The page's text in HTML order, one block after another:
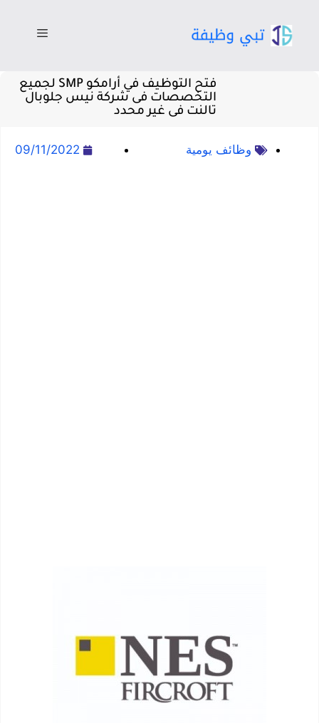
فتح التوظيف في أرامكو SMP لجميع
التخصصات فى شركة نيس جلوبال
تالنت فى غير محدد
وظائف يومية 09/11/2022